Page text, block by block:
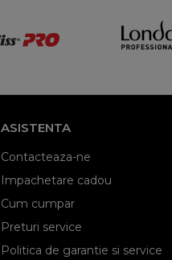
ASISTENTA
Contacteaza-ne
Impachetare cadou
Cum cumpar
Preturi service
Politica de garantie si service